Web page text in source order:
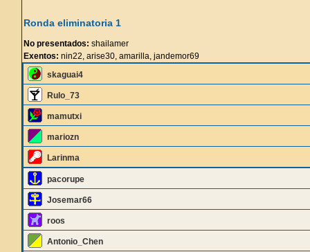
Ronda eliminatoria 1
No presentados: shailamer
Exentos: nin22, arise30, amarilla, jandemor69
skaguai4
Rulo_73
mamutxi
mariozn
Larinma
pacorupe
Josemar66
roos
Antonio_Chen